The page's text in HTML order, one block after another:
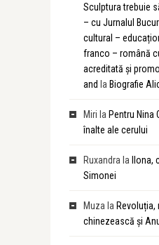
Sculptura trebuie
– cu Jurnalul
cultural –
franco – română
acreditată și
and la Biografie
Miri la Pentru Nina
înalte ale cerului
Ruxandra la
Ilona,
Simonei
Muza la Revoluția,
chinezească și